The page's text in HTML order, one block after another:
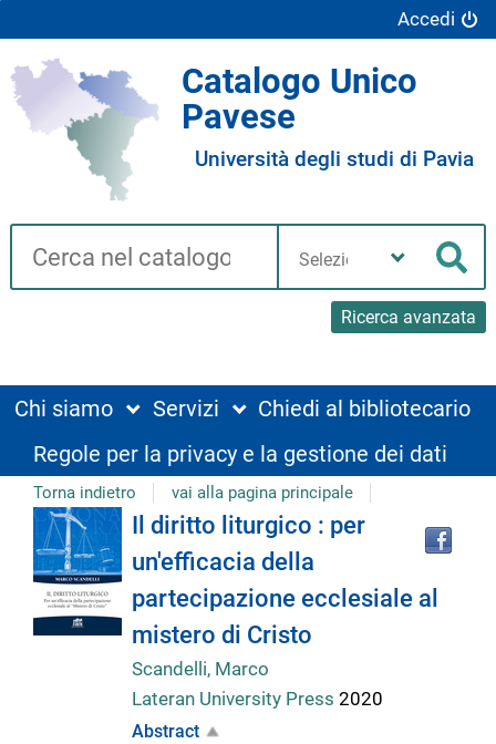
Accedi
Catalogo Unico
Pavese
Università degli studi di Pavia
Cerca su "Catalogo"
Ricerca avanzata
biblioteca
Chi siamo Servizi
Chiedi al bibliotecario
Regole per la privacy e la gestione dei dati
Torna indietro vai alla pagina principale
Dettaglio
del
documento
Il diritto liturgico : per
un'efficacia della
partecipazione ecclesiale al
mistero di Cristo
Scandelli, Marco
Lateran University Press 2020
Abstract